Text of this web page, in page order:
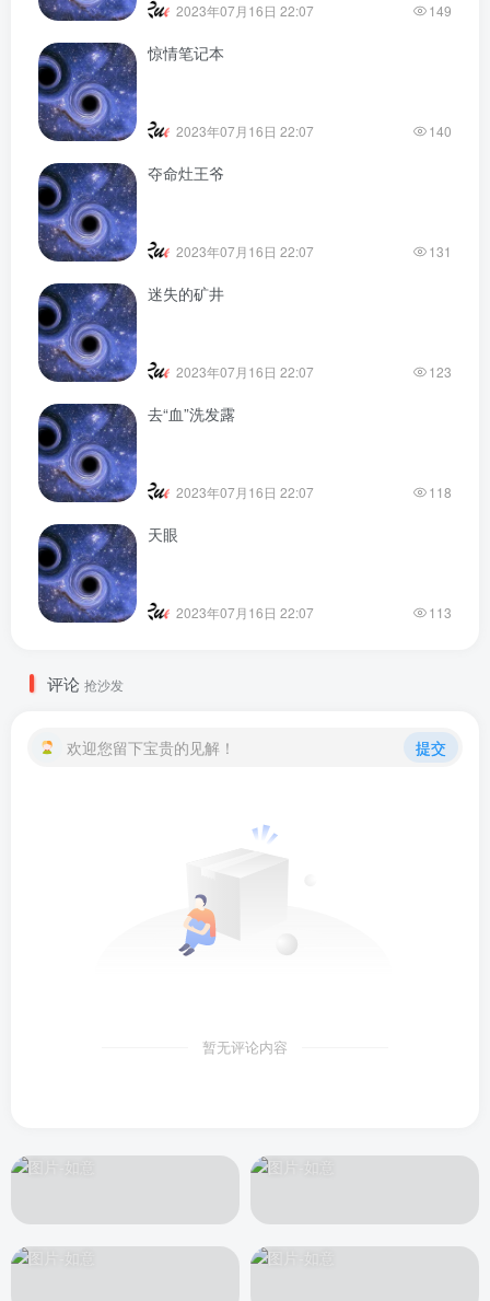
2023年07月16日 22:07 149
惊情笔记本
2023年07月16日 22:07 140
夺命灶王爷
2023年07月16日 22:07 131
迷失的矿井
2023年07月16日 22:07 123
去“血”洗发露
2023年07月16日 22:07 118
天眼
2023年07月16日 22:07 113
评论 抢沙发
欢迎您留下宝贵的见解！ 提交
暂无评论内容